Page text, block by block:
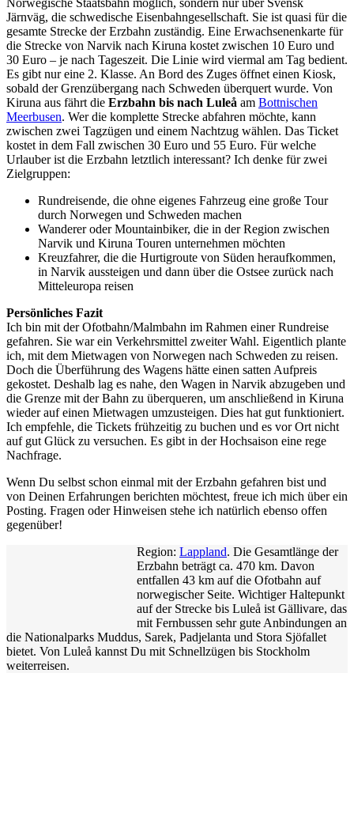
Järnväg, die schwedische Eisenbahngesellschaft. Sie ist quasi für die
gesamte Strecke der Erzbahn zuständig. Eine Erwachsenenkarte für
die Strecke von Narvik nach Kiruna kostet zwischen 10 Euro und
30 Euro – je nach Tageszeit. Die Linie wird viermal am Tag bedient.
Es gibt nur eine 2. Klasse. An Bord des Zuges öffnet einen Kiosk,
sobald der Grenzübergang nach Schweden überquert wurde. Von
Kiruna aus fährt die Erzbahn bis nach Luleå am Bottnischen
Meerbusen. Wer die komplette Strecke abfahren möchte, kann
zwischen zwei Tagzügen und einem Nachtzug wählen. Das Ticket
kostet in dem Fall zwischen 30 Euro und 55 Euro. Für welche
Urlauber ist die Erzbahn letztlich interessant? Ich denke für zwei
Zielgruppen:
Rundreisende, die ohne eigenes Fahrzeug eine große Tour
durch Norwegen und Schweden machen
Wanderer oder Mountainbiker, die in der Region zwischen
Narvik und Kiruna Touren unternehmen möchten
Kreuzfahrer, die die Hurtigroute von Süden heraufkommen,
in Narvik aussteigen und dann über die Ostsee zurück nach
Mitteleuropa reisen
Persönliches Fazit
Ich bin mit der Ofotbahn/Malmbahn im Rahmen einer Rundreise
gefahren. Sie war ein Verkehrsmittel zweiter Wahl. Eigentlich plante
ich, mit dem Mietwagen von Norwegen nach Schweden zu reisen.
Doch die Überführung des Wagens hätte einen satten Aufpreis
gekostet. Deshalb lag es nahe, den Wagen in Narvik abzugeben und
die Grenze mit der Bahn zu überqueren, um anschließend in Kiruna
wieder auf einen Mietwagen umzusteigen. Dies hat gut funktioniert.
Ich empfehle, die Tickets frühzeitig zu buchen und es vor Ort nicht
auf gut Glück zu versuchen. Es gibt in der Hochsaison eine rege
Nachfrage.
Wenn Du selbst schon einmal mit der Erzbahn gefahren bist und
von Deinen Erfahrungen berichten möchtest, freue ich mich über ein
Posting. Fragen oder Hinweisen stehe ich natürlich ebenso offen
gegenüber!
Region: Lappland. Die Gesamtlänge der
Erzbahn beträgt ca. 470 km. Davon
entfallen 43 km auf die Ofotbahn auf
norwegischer Seite. Wichtiger Haltepunkt
auf der Strecke bis Luleå ist Gällivare, das
mit Fernbussen sehr gute Anbindungen an
die Nationalparks Muddus, Sarek, Padjelanta und Stora Sjöfallet
bietet. Von Luleå kannst Du mit Schnellzügen bis Stockholm
weiterreisen.